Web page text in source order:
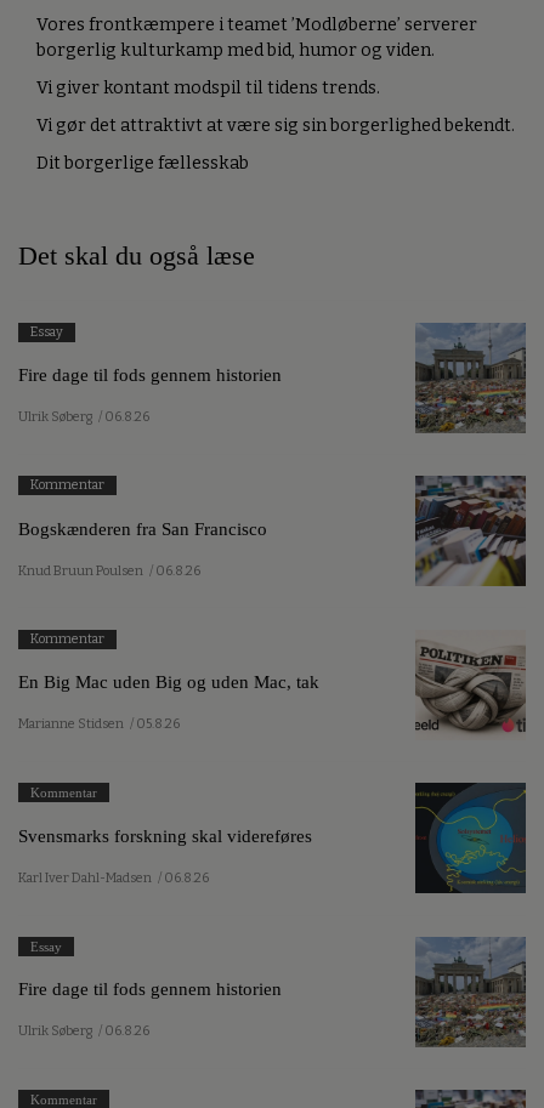
Vores frontkæmpere i teamet ’Modløberne’ serverer
borgerlig kulturkamp med bid, humor og viden.
Vi giver kontant modspil til tidens trends.
Vi gør det attraktivt at være sig sin borgerlighed bekendt.
Dit borgerlige fællesskab
Det skal du også læse
Essay
Fire dage til fods gennem historien
Ulrik Søberg / 06.8.26
Kommentar
Bogskænderen fra San Francisco
Knud Bruun Poulsen / 06.8.26
Kommentar
En Big Mac uden Big og uden Mac, tak
Marianne Stidsen / 05.8.26
Kommentar
Svensmarks forskning skal videreføres
Karl Iver Dahl-Madsen / 06.8.26
Essay
Fire dage til fods gennem historien
Ulrik Søberg / 06.8.26
Kommentar